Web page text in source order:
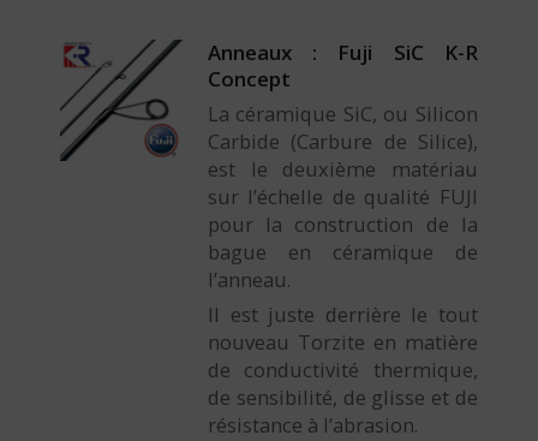
Anneaux : Fuji SiC K-R
Concept
La céramique SiC, ou Silicon
Carbide (Carbure de Silice),
est le deuxième matériau
sur l’échelle de qualité FUJI
pour la construction de la
bague en céramique de
l’anneau.
Il est juste derrière le tout
nouveau Torzite en matière
de conductivité thermique,
de sensibilité, de glisse et de
résistance à l’abrasion.